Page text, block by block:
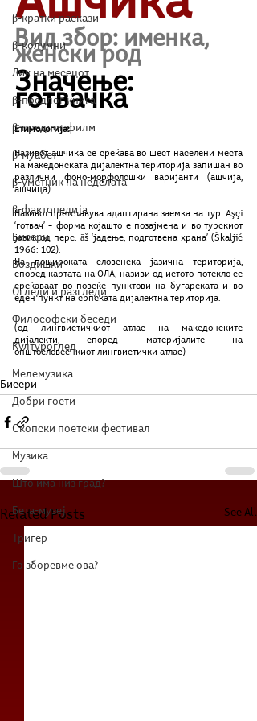
β-кратки раскази
β-колумни
Лик на месецот
β-предлог книга
β-предлог филм
β-муабет
β-уметник на неделата
β-фактопедија
Бисери
Воздишки
Огледи и разгледи
Философски беседи
Културоглед
Мелемузика
Добри гости
Скопски поетски фестивал
Музика
Што има низ град?
Бета-музеј
Тригер
Го зборевме ова?
Вид збор: именка,
женски род
Значење:
готвачка
Етимологија:
Називот ашчика се среќава во шест населени места
на македонската дијалектна територија запишан во
различни фоно-морфолошки варијанти (ашчија,
ашчица).
Називот претставува адаптирана заемка на тур. Aşçi
‘готвач’ – форма којашто е позајмена и во турскиот
јазик од перс. āš ‘јадење, подготвена храна’ (Škaljić
1966: 102).
На пошироката словенска јазична територија,
според картата на ОЛА, називи од истото потекло се
среќаваат во повеќе пунктови на бугарската и во
еден пункт на српската дијалектна територија.
(од лингвистичкиот атлас на македонските
дијалекти, според материјалите на
општословеснкиот лингвистички атлас)
Бисери
Related Posts See All